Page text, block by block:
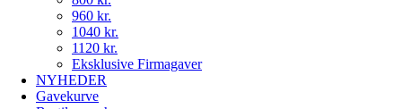
960 kr.
1040 kr.
1120 kr.
Eksklusive Firmagaver
NYHEDER
Gavekurve